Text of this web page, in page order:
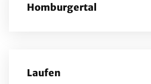
Homburgertal
Laufen